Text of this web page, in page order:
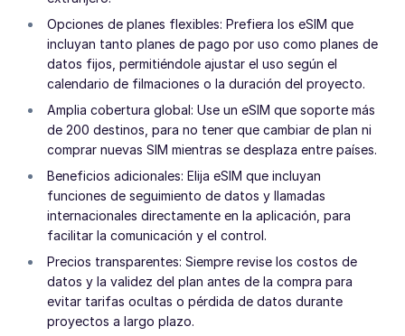
Opciones de planes flexibles: Prefiera los eSIM que
incluyan tanto planes de pago por uso como planes de
datos fijos, permitiéndole ajustar el uso según el
calendario de filmaciones o la duración del proyecto.
Amplia cobertura global: Use un eSIM que soporte más
de 200 destinos, para no tener que cambiar de plan ni
comprar nuevas SIM mientras se desplaza entre países.
Beneficios adicionales: Elija eSIM que incluyan
funciones de seguimiento de datos y llamadas
internacionales directamente en la aplicación, para
facilitar la comunicación y el control.
Precios transparentes: Siempre revise los costos de
datos y la validez del plan antes de la compra para
evitar tarifas ocultas o pérdida de datos durante
proyectos a largo plazo.